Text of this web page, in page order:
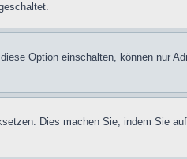
Option einschalten, können nur
Dies machen Sie, indem Sie